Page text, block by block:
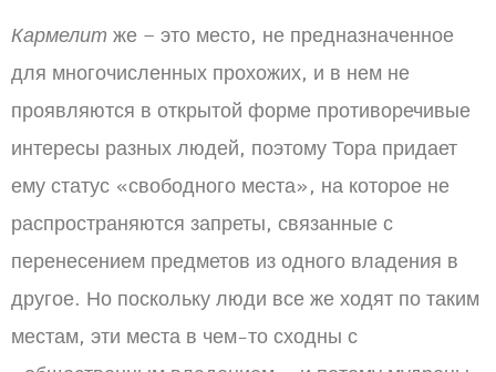
Кармелит же – это место, не предназначенное
для многочисленных прохожих, и в нем не
проявляются в открытой форме противоречивые
интересы разных людей, поэтому Тора придает
ему статус «свободного места», на которое не
распространяются запреты, связанные с
перенесением предметов из одного владения в
другое. Но поскольку люди все же ходят по таким
местам, эти места в чем-то сходны с